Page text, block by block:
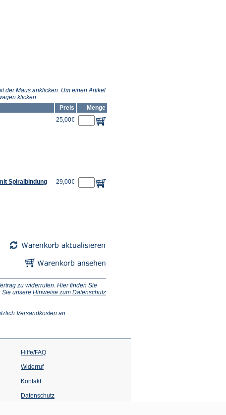
der Maus anklicken. Um einen Artikel
klicken.
Preis
Menge
25,00€
Spiralbindung
29,00€
zu widerrufen. Hier finden Sie
Sie unsere Hinweise zum Datenschutz
Versandkosten (Öffnet
Tab)
an.
Hilfe/FAQ
Widerruf
Kontakt
Datenschutz